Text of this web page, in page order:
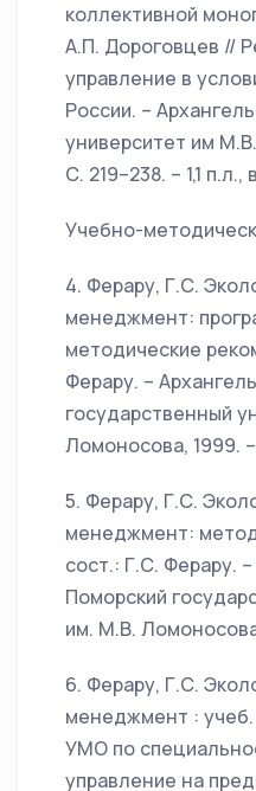
коллективной
А.П. Дороговцев //
управление в
России. –
университет им
С. 219–238. – 1,1 п.л.,
Учебно-
4. Ферару, Г.С.
менеджмент:
методические
Ферару. –
государственный
Ломоносова, 1999. –
5. Ферару, Г.С.
менеджмент:
сост.: Г.С. Ферару.
Поморский
им. М.В.
6. Ферару, Г.С.
менеджмент :
УМО по
управление на